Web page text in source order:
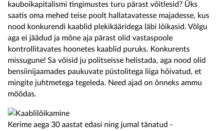
kauboikapitalismi tingimustes turu pärast võitlesid? Üks
saatis oma mehed teise poolt hallatavatesse majadesse, kus
nood konkurendi kaablid plekikääridega läbi lõikasid. Võlgu
aga ei jäädud ja mõne aja pärast olid vastaspoole
kontrollitavates hoonetes kaablid puruks. Konkurents
missugune! Sa võisid ju politseisse helistada, aga nood olid
bensiinijaamades paukuvate püstolitega liiga hõivatud, et
mingite juhtmetega tegeleda. Need ajad on õnneks ammu
möödas.
Kerime aega 30 aastat edasi ning jumal tänatud -